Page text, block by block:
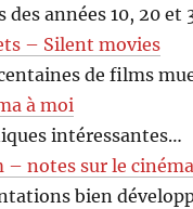
des années 10, 20 et
– Silent movies
de films
à moi
intéressantes…
– notes sur le cinéma
bien